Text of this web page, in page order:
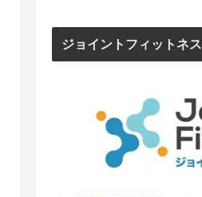
ジョイントフィットネス